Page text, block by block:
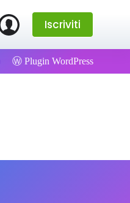
Iscriviti
Ⓦ Plugin WordPress